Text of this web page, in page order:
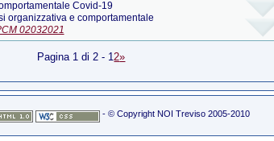
Covid-19
organizzativa e comportamentale
02032021
Pagina 1 di 2 - 12»
- ©Copyright NOI Treviso 2005-2010